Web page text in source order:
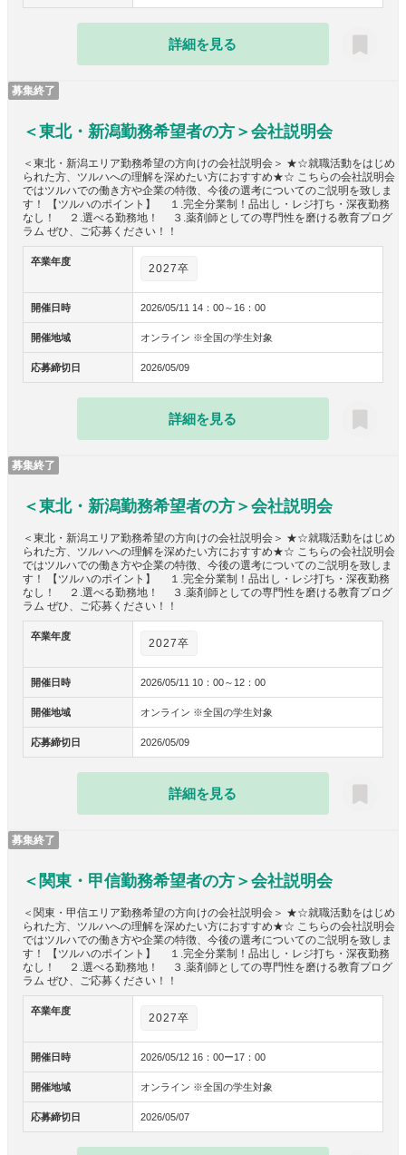
詳細を見る
募集終了
＜東北・新潟勤務希望者の方＞会社説明会
＜東北・新潟エリア勤務希望の方向けの会社説明会＞ ★☆就職活動をはじめ
られた方、ツルハへの理解を深めたい方におすすめ★☆ こちらの会社説明会
ではツルハでの働き方や企業の特徴、今後の選考についてのご説明を致しま
す！ 【ツルハのポイント】 １.完全分業制！品出し・レジ打ち・深夜勤務
なし！ ２.選べる勤務地！ ３.薬剤師としての専門性を磨ける教育プログ
ラム ぜひ、ご応募ください！！
卒業年度
2027卒
開催日時 2026/05/11 14：00～16：00
開催地域 オンライン ※全国の学生対象
応募締切日 2026/05/09
詳細を見る
募集終了
＜東北・新潟勤務希望者の方＞会社説明会
＜東北・新潟エリア勤務希望の方向けの会社説明会＞ ★☆就職活動をはじめ
られた方、ツルハへの理解を深めたい方におすすめ★☆ こちらの会社説明会
ではツルハでの働き方や企業の特徴、今後の選考についてのご説明を致しま
す！ 【ツルハのポイント】 １.完全分業制！品出し・レジ打ち・深夜勤務
なし！ ２.選べる勤務地！ ３.薬剤師としての専門性を磨ける教育プログ
ラム ぜひ、ご応募ください！！
卒業年度
2027卒
開催日時 2026/05/11 10：00～12：00
開催地域 オンライン ※全国の学生対象
応募締切日 2026/05/09
詳細を見る
募集終了
＜関東・甲信勤務希望者の方＞会社説明会
＜関東・甲信エリア勤務希望の方向けの会社説明会＞ ★☆就職活動をはじめ
られた方、ツルハへの理解を深めたい方におすすめ★☆ こちらの会社説明会
ではツルハでの働き方や企業の特徴、今後の選考についてのご説明を致しま
す！ 【ツルハのポイント】 １.完全分業制！品出し・レジ打ち・深夜勤務
なし！ ２.選べる勤務地！ ３.薬剤師としての専門性を磨ける教育プログ
ラム ぜひ、ご応募ください！！
卒業年度
2027卒
開催日時 2026/05/12 16：00ー17：00
開催地域 オンライン ※全国の学生対象
応募締切日 2026/05/07